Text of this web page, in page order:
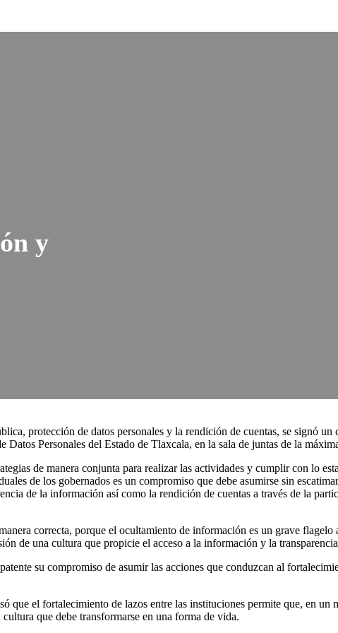
y
protección de datos personales y la rendición de cuentas, se signó un
Personales del Estado de Tlaxcala, en la sala de juntas de la
de manera conjunta para realizar las actividades y cumplir con lo
de los gobernados es un compromiso que debe asumirse sin
de la información así como la rendición de cuentas a través de la
correcta, porque el ocultamiento de información es un grave flagelo
de una cultura que propicie el acceso a la información y la
su compromiso de asumir las acciones que conduzcan al
el fortalecimiento de lazos entre las instituciones permite que, en un
que debe transformarse en una forma de vida.